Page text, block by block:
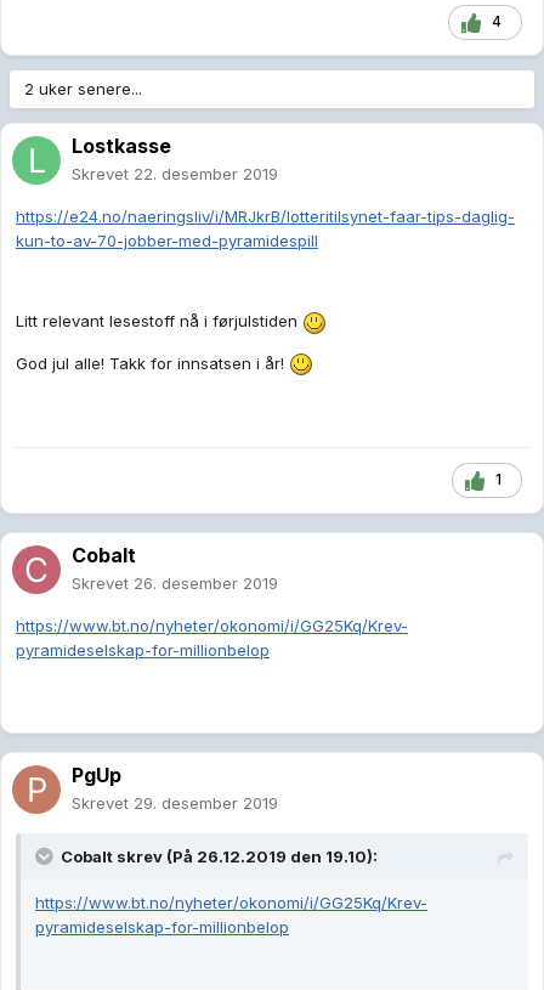
4
2 uker senere...
Lostkasse
Skrevet 22. desember 2019
https://e24.no/naeringsliv/i/MRJkrB/lotteritilsynet-faar-tips-daglig-
kun-to-av-70-jobber-med-pyramidespill
Litt relevant lesestoff nå i førjulstiden
God jul alle! Takk for innsatsen i år!
1
Cobalt
Skrevet 26. desember 2019
https://www.bt.no/nyheter/okonomi/i/GG25Kq/Krev-
pyramideselskap-for-millionbelop
PgUp
Skrevet 29. desember 2019
Cobalt skrev (På 26.12.2019 den 19.10):
https://www.bt.no/nyheter/okonomi/i/GG25Kq/Krev-
pyramideselskap-for-millionbelop